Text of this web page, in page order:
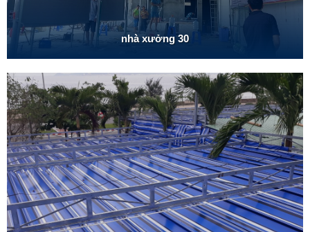
nhà xưởng 30